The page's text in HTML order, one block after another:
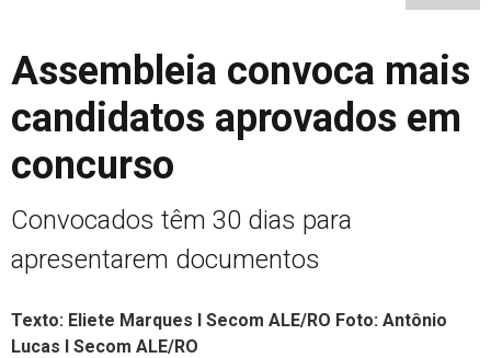
Assembleia convoca mais
candidatos aprovados em
concurso
Convocados têm 30 dias para
apresentarem documentos
Texto: Eliete Marques I Secom ALE/RO Foto: Antônio
Lucas I Secom ALE/RO